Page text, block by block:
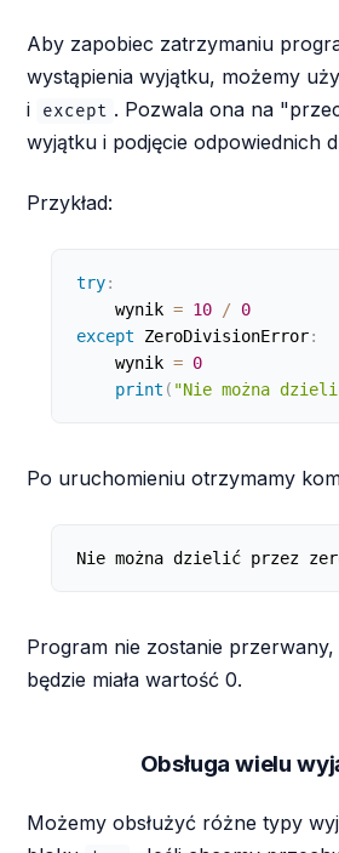
Aby zapobiec zatrzymaniu
wystąpienia wyjątku, możemy
i except . Pozwala ona na
wyjątku i podjęcie odpowiednich
Przykład:
try:
    wynik
= 10 / 0
except ZeroDivisionError:
    wynik
= 0
print ( "Nie można
Po uruchomieniu otrzymamy
Nie można dzielić przez
Program nie zostanie przerwany,
będzie miała wartość 0.
Obsługa wielu
Możemy obsłużyć różne typy